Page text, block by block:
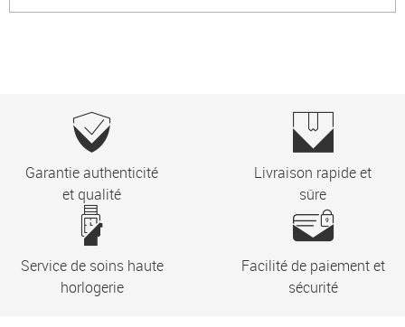
Garantie authenticité
et qualité
Livraison rapide et
sûre
Service de soins haute
horlogerie
Facilité de paiement et
sécurité